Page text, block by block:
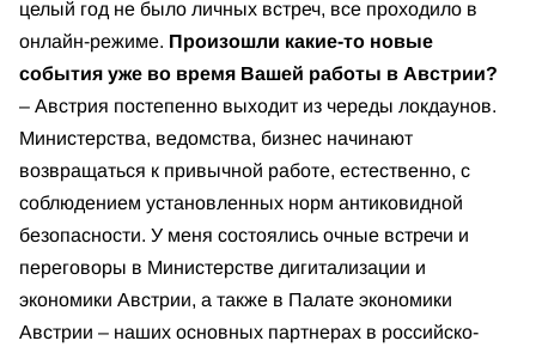
целый год не было личных встреч, все проходило в
онлайн-режиме. Произошли какие-то новые
события уже во время Вашей работы в Австрии?
– Австрия постепенно выходит из череды локдаунов.
Министерства, ведомства, бизнес начинают
возвращаться к привычной работе, естественно, с
соблюдением установленных норм антиковидной
безопасности. У меня состоялись очные встречи и
переговоры в Министерстве дигитализации и
экономики Австрии, а также в Палате экономики
Австрии – наших основных партнерах в российско-